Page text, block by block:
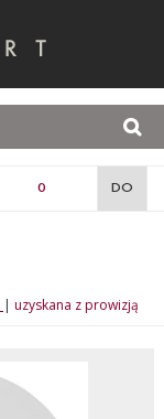
DO
| uzyskana z prowizją